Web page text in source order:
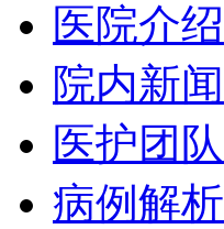
医院介绍
院内新闻
医护团队
病例解析